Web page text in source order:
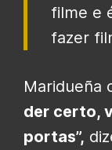
filme e
fazer
Maridueña
der certo,
portas”,